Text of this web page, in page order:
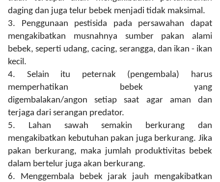
daging dan juga telur bebek menjadi tidak maksimal.
3. Penggunaan pestisida pada persawahan dapat
mengakibatkan musnahnya sumber pakan alami
bebek, seperti udang, cacing, serangga, dan ikan - ikan
kecil.
4. Selain itu peternak (pengembala) harus
memperhatikan bebek yang
digembalakan/angon setiap saat agaraman dan
terjaga dari serangan predator.
5. Lahan sawah semakin berkurang dan
mengakibatkan kebutuhan pakan juga berkurang. Jika
pakan berkurang, maka jumlah produktivitas bebek
dalam bertelur juga akan berkurang.
6. Menggembala bebek jarak jauh mengakibatkan